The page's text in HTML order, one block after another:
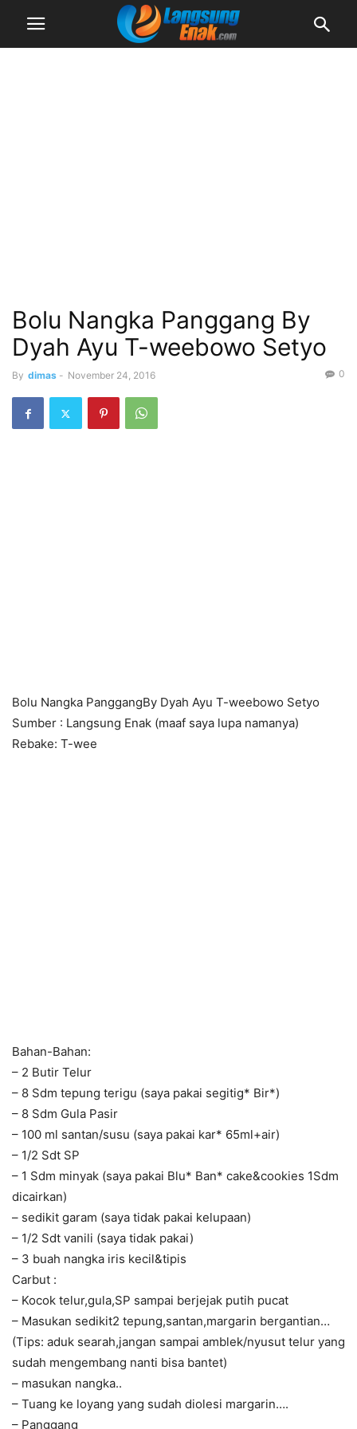
Bolu Nangka Panggang By
Dyah Ayu T-weebowo Setyo
By dimas - November 24, 2016 0
Bolu Nangka PanggangBy Dyah Ayu T-weebowo Setyo
Sumber : Langsung Enak (maaf saya lupa namanya)
Rebake: T-wee
Bahan-Bahan:
– 2 Butir Telur
– 8 Sdm tepung terigu (saya pakai segitig* Bir*)
– 8 Sdm Gula Pasir
– 100 ml santan/susu (saya pakai kar* 65ml+air)
– 1/2 Sdt SP
– 1 Sdm minyak (saya pakai Blu* Ban* cake&cookies 1Sdm
dicairkan)
– sedikit garam (saya tidak pakai kelupaan)
– 1/2 Sdt vanili (saya tidak pakai)
– 3 buah nangka iris kecil&tipis
Carbut :
– Kocok telur,gula,SP sampai berjejak putih pucat
– Masukan sedikit2 tepung,santan,margarin bergantian…
(Tips: aduk searah,jangan sampai amblek/nyusut telur yang
sudah mengembang nanti bisa bantet)
– masukan nangka..
– Tuang ke loyang yang sudah diolesi margarin….
– Panggang